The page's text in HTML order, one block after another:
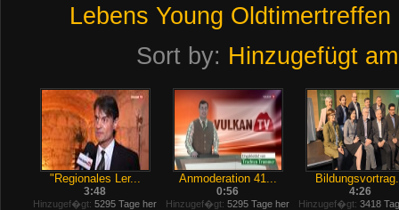
Lebens Young Oldtimertreffen
Sort by: Hinzugefügt am
"Regionales Ler...
3:48
Hinzugef�gt: 5295 Tage her
Anmoderation 41...
0:56
Hinzugef�gt: 5295 Tage her
4:26
Hinzugef�gt: 3418